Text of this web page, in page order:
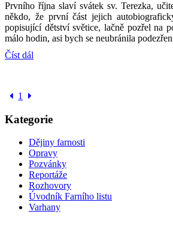
Prvního října slaví svátek sv. Terezka,
někdo, že první část jejich
popisující dětství světice, lačně pozřel na
málo hodin, asi bych se neubránila
Číst dál
1
Kategorie
Dějiny farnosti
Opravy
Pozvánky
Reportáže
Rozhovory
Úvodník Farního listu
Varhany